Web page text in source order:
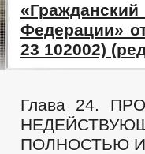
Федерации»
23 102002)
Глава 24.
ПОЛНОСТЬЮ